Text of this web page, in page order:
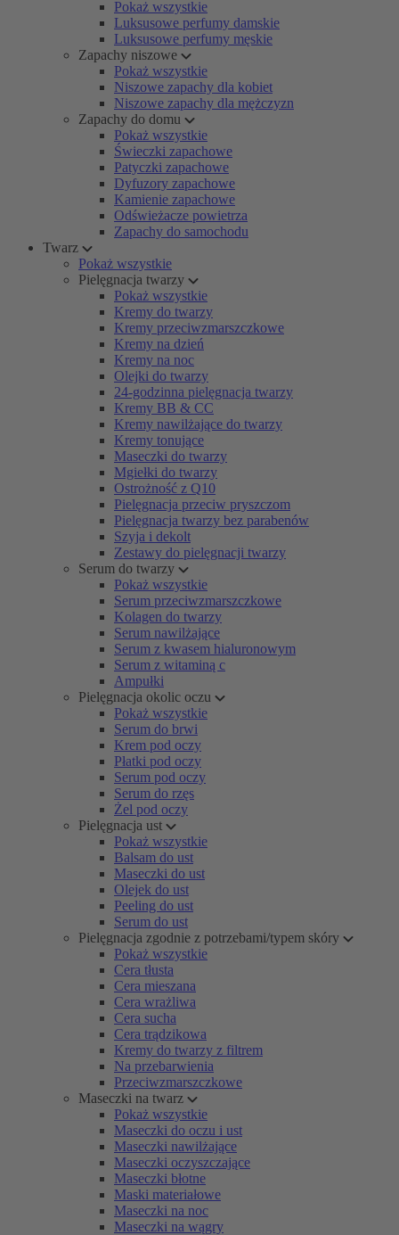
Pokaż wszystkie
Luksusowe perfumy damskie
Luksusowe perfumy męskie
Zapachy niszowe
Pokaż wszystkie
Niszowe zapachy dla kobiet
Niszowe zapachy dla mężczyzn
Zapachy do domu
Pokaż wszystkie
Świeczki zapachowe
Patyczki zapachowe
Dyfuzory zapachowe
Kamienie zapachowe
Odświeżacze powietrza
Zapachy do samochodu
Twarz
Pokaż wszystkie
Pielęgnacja twarzy
Pokaż wszystkie
Kremy do twarzy
Kremy przeciwzmarszczkowe
Kremy na dzień
Kremy na noc
Olejki do twarzy
24-godzinna pielęgnacja twarzy
Kremy BB & CC
Kremy nawilżające do twarzy
Kremy tonujące
Maseczki do twarzy
Mgiełki do twarzy
Ostrożność z Q10
Pielęgnacja przeciw pryszczom
Pielęgnacja twarzy bez parabenów
Szyja i dekolt
Zestawy do pielęgnacji twarzy
Serum do twarzy
Pokaż wszystkie
Serum przeciwzmarszczkowe
Kolagen do twarzy
Serum nawilżające
Serum z kwasem hialuronowym
Serum z witaminą c
Ampułki
Pielęgnacja okolic oczu
Pokaż wszystkie
Serum do brwi
Krem pod oczy
Płatki pod oczy
Serum pod oczy
Serum do rzęs
Żel pod oczy
Pielęgnacja ust
Pokaż wszystkie
Balsam do ust
Maseczki do ust
Olejek do ust
Peeling do ust
Serum do ust
Pielęgnacja zgodnie z potrzebami/typem skóry
Pokaż wszystkie
Cera tłusta
Cera mieszana
Cera wrażliwa
Cera sucha
Cera trądzikowa
Kremy do twarzy z filtrem
Na przebarwienia
Przeciwzmarszczkowe
Maseczki na twarz
Pokaż wszystkie
Maseczki do oczu i ust
Maseczki nawilżające
Maseczki oczyszczające
Maseczki błotne
Maski materiałowe
Maseczki na noc
Maseczki na wągry